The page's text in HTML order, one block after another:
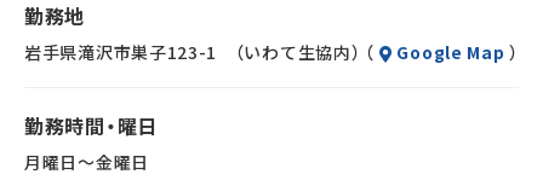
めませんか？
ていけます。2ヵ月後には立派な【流通サービス】の一員です！
る働きやすさが満載です！
★固定ルート★
勤務地
岩手県滝沢市巣子123-1 （いわて生協内） （ Google Map ）
勤務時間・曜日
月曜日～金曜日